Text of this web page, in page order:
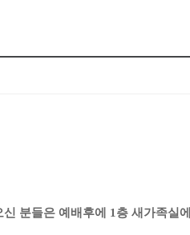
신 분들은 예배후에 1층 새가족실